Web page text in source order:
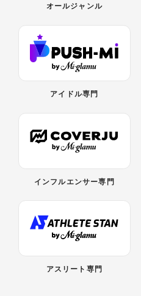
オールジャンル
アイドル専門
インフルエンサー専門
アスリート専門